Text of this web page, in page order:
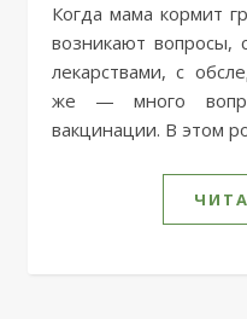
Когда мама кормит грудью, периодически у нее
возникают вопросы,
лекарствами, с
же — много
вакцинации. В этом